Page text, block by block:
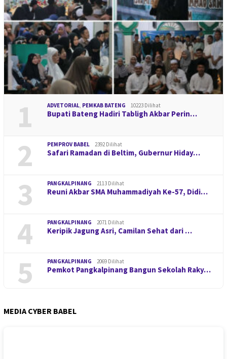
1 ADVETORIAL, PEMKAB BATENG 10223 Dilihat
Bupati Bateng Hadiri Tabligh Akbar Perin…
2 PEMPROV BABEL 2392 Dilihat
Safari Ramadan di Beltim, Gubernur Hiday…
3 PANGKALPINANG 2113 Dilihat
Reuni Akbar SMA Muhammadiyah Ke-57, Didi…
4 PANGKALPINANG 2071 Dilihat
Keripik Jagung Asri, Camilan Sehat dari …
5 PANGKALPINANG 2069 Dilihat
Pemkot Pangkalpinang Bangun Sekolah Raky…
MEDIA CYBER BABEL